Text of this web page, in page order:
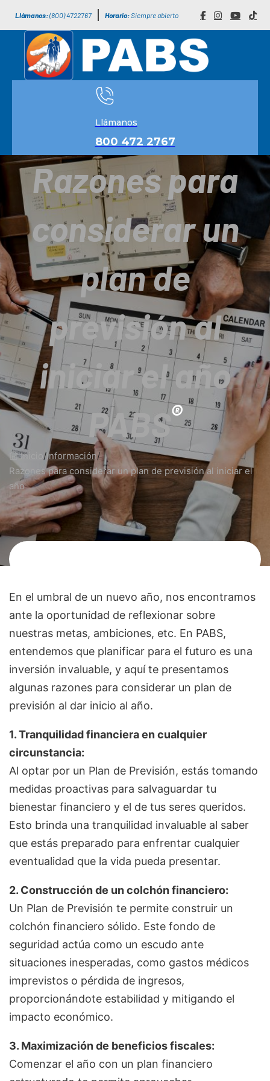
Llámanos:(800) 4722767 Horario:Siempre abierto
Llámanos
800 472 2767
Razones para
considerar un
plan de
previsión al
iniciar el año
PABS®
Inicio /Información/
Razones para considerar un plan de previsión al iniciar el
año
En el umbral de un nuevo año, nos encontramos
ante la oportunidad de reflexionar sobre
nuestras metas, ambiciones, etc. En PABS,
entendemos que planificar para el futuro es una
inversión invaluable, y aquí te presentamos
algunas razones para considerar un plan de
previsión al dar inicio al año.
1. Tranquilidad financiera en cualquier
circunstancia:
Al optar por un Plan de Previsión, estás tomando
medidas proactivas para salvaguardar tu
bienestar financiero y el de tus seres queridos.
Esto brinda una tranquilidad invaluable al saber
que estás preparado para enfrentar cualquier
eventualidad que la vida pueda presentar.
2. Construcción de un colchón financiero:
Un Plan de Previsión te permite construir un
colchón financiero sólido. Este fondo de
seguridad actúa como un escudo ante
situaciones inesperadas, como gastos médicos
imprevistos o pérdida de ingresos,
proporcionándote estabilidad y mitigando el
impacto económico.
3. Maximización de beneficios fiscales:
Comenzar el año con un plan financiero